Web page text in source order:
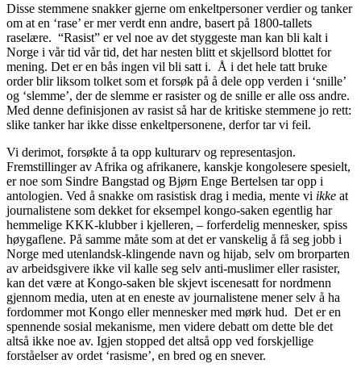
Disse stemmene snakker gjerne om enkeltpersoner verdier og tanker
om at en ‘rase’ er mer verdt enn andre, basert på 1800-tallets
raselære. “Rasist” er vel noe av det styggeste man kan bli kalt i
Norge i vår tid vår tid, det har nesten blitt et skjellsord blottet for
mening. Det er en bås ingen vil bli satt i. Å i det hele tatt bruke
order blir liksom tolket som et forsøk på å dele opp verden i ‘snille’
og ‘slemme’, der de slemme er rasister og de snille er alle oss andre.
Med denne definisjonen av rasist så har de kritiske stemmene jo rett:
slike tanker har ikke disse enkeltpersonene, derfor tar vi feil.
Vi derimot, forsøkte å ta opp kulturarv og representasjon.
Fremstillinger av Afrika og afrikanere, kanskje kongolesere spesielt,
er noe som Sindre Bangstad og Bjørn Enge Bertelsen tar opp i
antologien. Ved å snakke om rasistisk drag i media, mente vi ikke at
journalistene som dekket for eksempel kongo-saken egentlig har
hemmelige KKK-klubber i kjelleren, – forferdelig mennesker, spiss
høygaflene. På samme måte som at det er vanskelig å få seg jobb i
Norge med utenlandsk-klingende navn og hijab, selv om brorparten
av arbeidsgivere ikke vil kalle seg selv anti-muslimer eller rasister,
kan det være at Kongo-saken ble skjevt iscenesatt for nordmenn
gjennom media, uten at en eneste av journalistene mener selv å ha
fordommer mot Kongo eller mennesker med mørk hud. Det er en
spennende sosial mekanisme, men videre debatt om dette ble det
altså ikke noe av. Igjen stopped det altså opp ved forskjellige
forståelser av ordet ‘rasisme’, en bred og en snever.